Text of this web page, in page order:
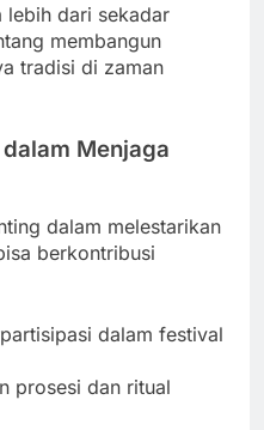
lebih dari sekadar
membangun
tradisi di zaman
Menjaga
dalam melestarikan
berkontribusi
dalam festival
prosesi dan ritual